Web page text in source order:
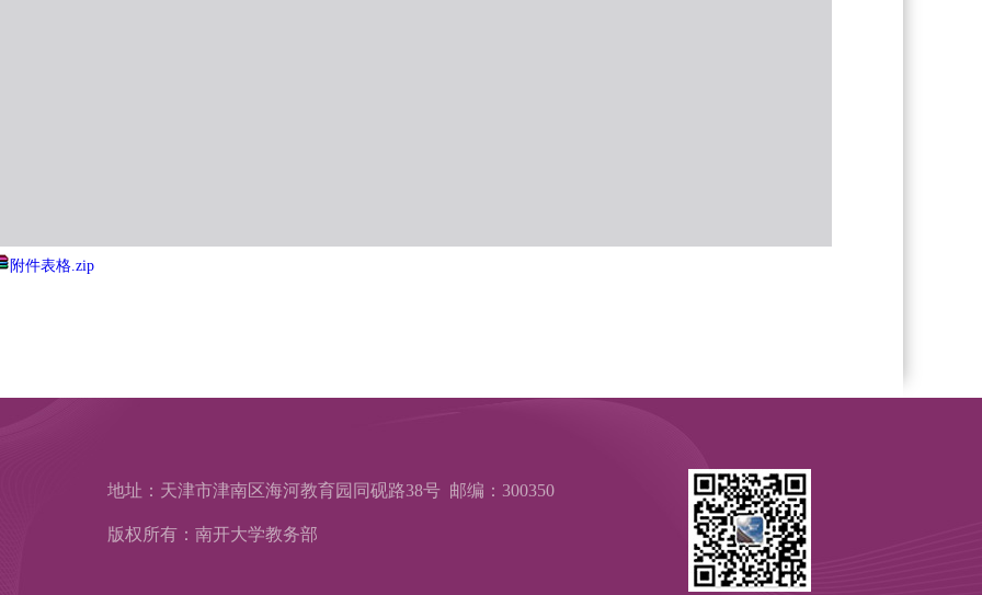
附件表格.zip
地址：天津市津南区海河教育园同砚路38号 邮编：300350
版权所有：南开大学教务部